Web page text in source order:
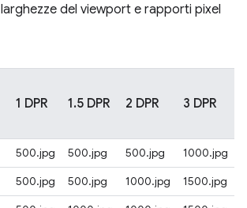
del viewport e rapporti pixel
1 DPR 1.5 DPR 2 DPR 3 DPR
500.jpg 500.jpg 500.jpg
1000.jpg
500.jpg 500.jpg 1000.jpg
1500.jpg